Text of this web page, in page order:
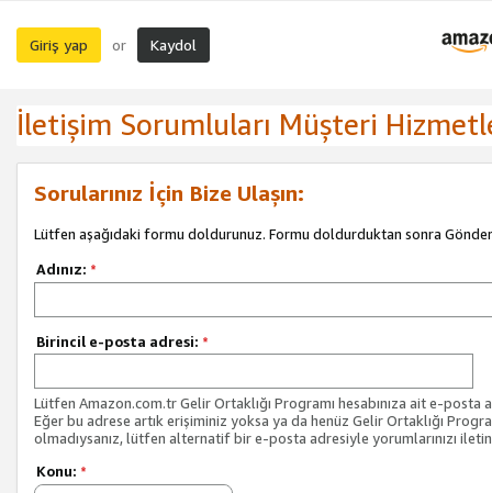
Giriş yap or Kaydol
İletişim Sorumluları Müşteri
Sorularınız İçin Bize Ulaşın:
Lütfen aşağıdaki formu doldurunuz. Formu doldurduktan sonra Gönder
Adınız: *
Birincil e-posta adresi: *
Lütfen Amazon.com.tr Gelir Ortaklığı Programı hesabınıza ait e-posta
Eğer bu adrese artık erişiminiz yoksa ya da henüz Gelir Ortaklığı
olmadıysanız, lütfen alternatif bir e-posta adresiyle yorumlarınızı
Konu: *